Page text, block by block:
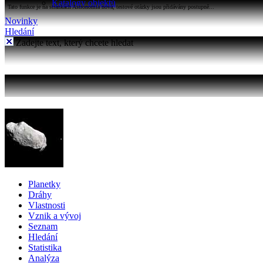
Katalogy objektů
Tato funkce je na stránkách Astronomia nová, testové otázky jsou přidávány postupně...
Novinky
Hledání
Zadejte text, který chcete hledat
Planetky
Dráhy
Vlastnosti
Vznik a vývoj
Seznam
Hledání
Statistika
Analýza